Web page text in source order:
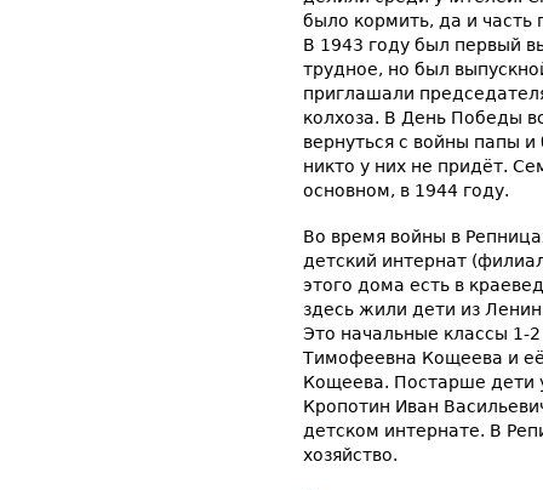
было кормить, да и часть
В 1943 году был первый
трудное, но был
приглашали
колхоза. В День Победы
вернуться с войны папы
никто у них не придёт.
основном, в 1944 году.
Во время войны в
детский интернат
этого дома есть в
здесь жили дети из
Это начальные классы 1-
Тимофеевна Кощеева и
Кощеева. Постарше дети
Кропотин Иван
детском интернате. В
хозяйство.